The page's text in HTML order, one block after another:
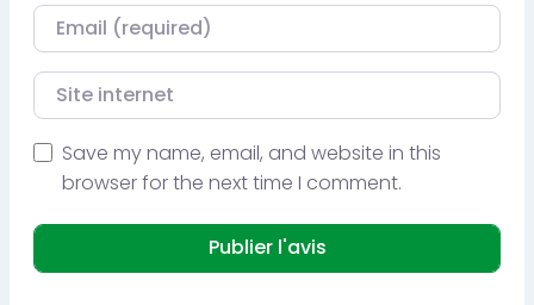
Courriel
Site internet
Save my name, email, and website in this
browser for the next time I comment.